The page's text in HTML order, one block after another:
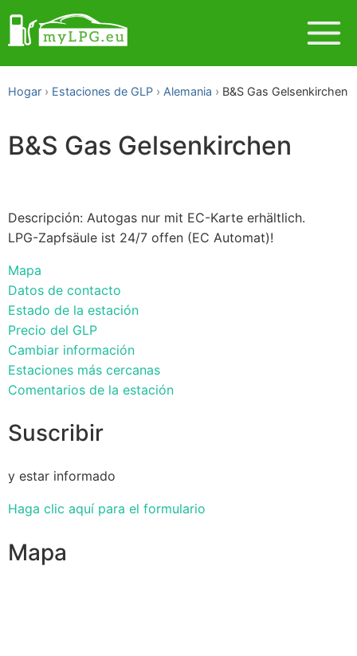
Hogar Estaciones de GLP Alemania B&S Gas Gelsenkirchen
B&S Gas Gelsenkirchen
Descripción: Autogas nur mit EC-Karte erhältlich.
LPG-Zapfsäule ist 24/7 offen (EC Automat)!
Mapa
Datos de contacto
Estado de la estación
Precio del GLP
Cambiar información
Estaciones más cercanas
Comentarios de la estación
Suscribir
y estar informado
Haga clic aquí para el formulario
Mapa